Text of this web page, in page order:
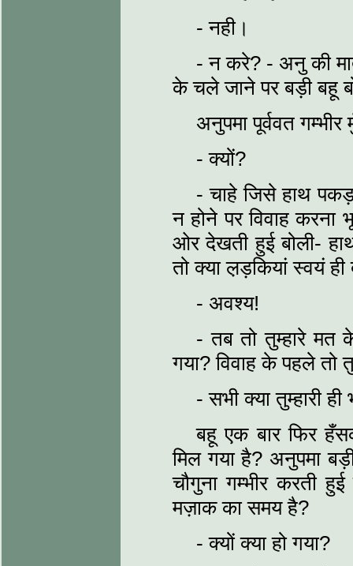
- नही।
- न करे? - अनु की
के चले जाने पर बड़ी बहू
अनुपमा पूर्ववत
- क्यों?
- चाहे जिसे हाथ
न होने पर विवाह
ओर देखती हुई बोली-
तो क्या ल़ड़कियां स्वयं
- अवश्य!
- तब तो तुम्हारे मत
गया? विवाह के पहले तो
- सभी क्या तुम्हारी ही
बहू एक बार फिर
मिल गया है? अनुपमा
चौगुना गम्भीर करती
मज़ाक का समय है?
- क्यों क्या हो गया?